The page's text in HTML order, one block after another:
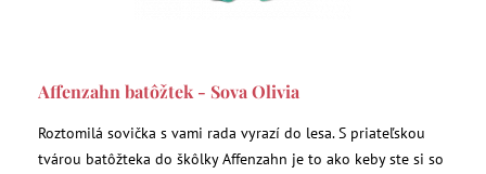
Affenzahn batôžtek - Sova Olivia
Roztomilá sovička s vami rada vyrazí do lesa. S priateľskou
tvárou batôžteka do škôlky Affenzahn je to ako keby ste si so